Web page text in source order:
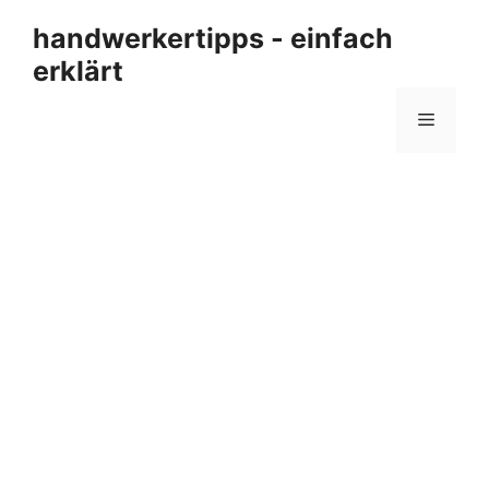
Inhalt
springen
handwerkertipps - einfach
erklärt
Menü